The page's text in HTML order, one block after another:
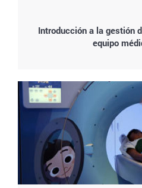
Introducción a la gestión
equipo